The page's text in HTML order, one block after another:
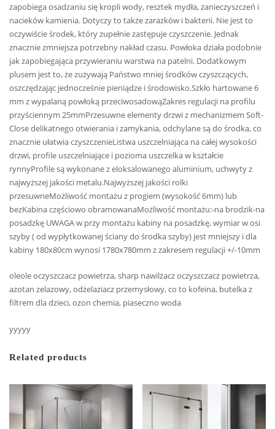
zapobiega osadzaniu się kropli wody, resztek mydła, zanieczyszczeń i
nacieków kamienia. Dotyczy to także zarazków i bakterii. Nie jest to
oczywiście środek, który zupełnie zastępuje czyszczenie. Jednak
znacznie zmniejsza potrzebny nakład czasu. Powłoka działa podobnie
jak zapobiegająca przywieraniu warstwa na patelni. Dodatkowym
plusem jest to, że zużywają Państwo mniej środków czyszczących,
oszczędzając jednocześnie pieniądze i środowisko.Szkło hartowane 6
mm z wypalaną powłoką przeciwosadowąZakres regulacji na profilu
przyściennym 25mmPrzesuwne elementy drzwi z mechanizmem Soft-
Close delikatnego otwierania i zamykania, odchylane są do środka, co
znacznie ułatwia czyszczenieListwa uszczelniająca na całej wysokości
drzwi, profile uszczelniające i pozioma uszczelka w kształcie
rynnyProfile są wykonane z eloksalowanego aluminium, uchwyty z
najwyższej jakości metalu.Najwyższej jakości rolki
przesuwneMożliwość montażu z progiem (wysokość 6mm) lub
bezKabina częściowo obramowanaMożliwość montażu:-na brodzik-na
posadzkę UWAGA w przy montażu kabiny na posadzkę, wymiar w osi
szyby ( od wypłytkowanej ściany do środka szyby) jest mniejszy i dla
kabiny 180x80cm wynosi 1780x780mm z zakresem regulacji +/-10mm
oleole oczyszczacz powietrza, sharp nawilżacz oczyszczacz powietrza,
azotan zelazowy, odżelaziacz przemysłowy, co to kofeina, butelka z
filtrem dla dzieci, ozon chemia, piaseczno woda
yyyyy
Related products